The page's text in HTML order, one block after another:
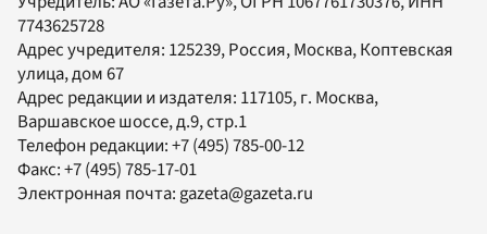
7743625728
Адрес учредителя: 125239, Россия, Москва, Коптевская
улица, дом 67
Адрес редакции и издателя: 117105, г. Москва,
Варшавское шоссе, д.9, стр.1
Телефон редакции:+7 (495) 785-00-12
Факс:+7 (495) 785-17-01
Электронная почта: gazeta@gazeta.ru